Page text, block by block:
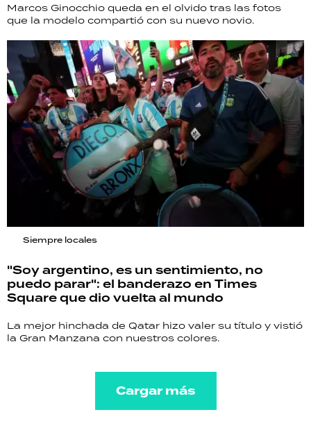
Marcos Ginocchio queda en el olvido tras las fotos
que la modelo compartió con su nuevo novio.
Siempre locales
"Soy argentino, es un sentimiento, no
puedo parar": el banderazo en Times
Square que dio vuelta al mundo
La mejor hinchada de Qatar hizo valer su título y vistió
la Gran Manzana con nuestros colores.
Cargar más